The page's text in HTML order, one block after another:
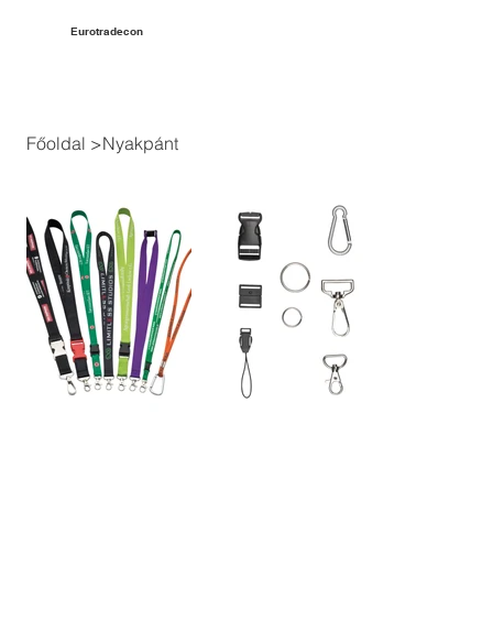
Eurotradecon
Főoldal >Nyakpánt